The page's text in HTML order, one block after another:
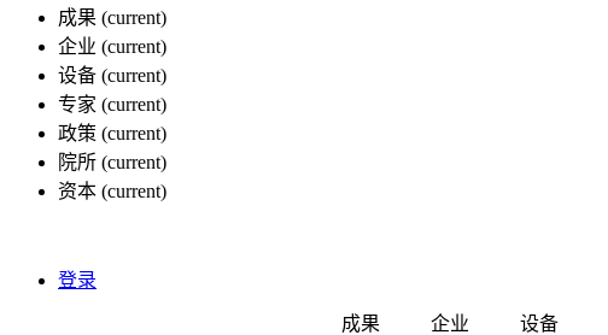
成果 (current)
企业 (current)
设备 (current)
专家 (current)
政策 (current)
院所 (current)
资本 (current)
登录
成果 企业 设备